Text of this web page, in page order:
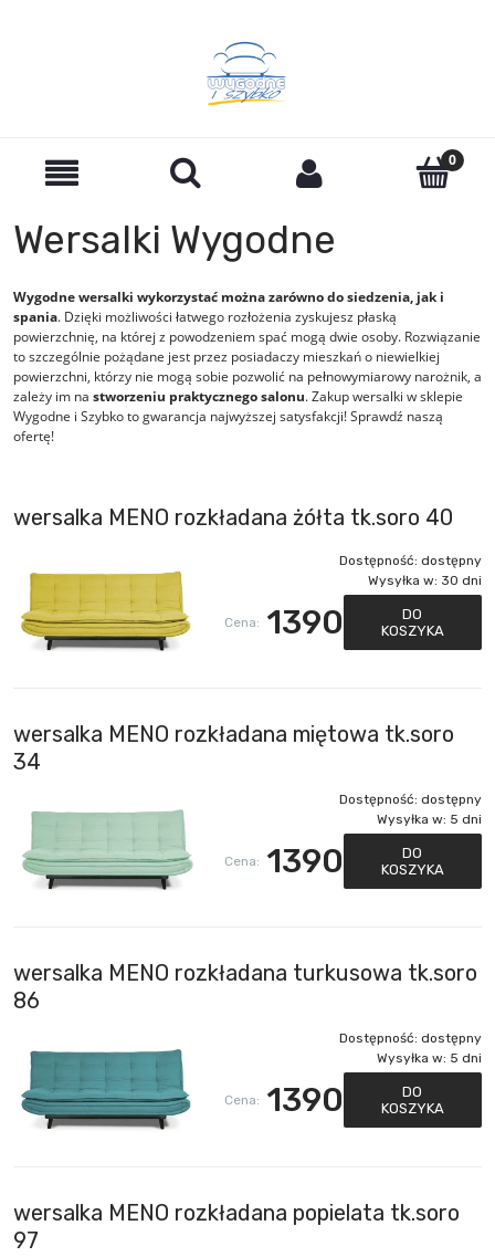
Wersalki Wygodne
Wygodne wersalki wykorzystać można zarówno do siedzenia, jak i
spania. Dzięki możliwości łatwego rozłożenia zyskujesz płaską
powierzchnię, na której z powodzeniem spać mogą dwie osoby. Rozwiązanie
to szczególnie pożądane jest przez posiadaczy mieszkań o niewielkiej
powierzchni, którzy nie mogą sobie pozwolić na pełnowymiarowy narożnik, a
zależy im na stworzeniu praktycznego salonu. Zakup wersalki w sklepie
Wygodne i Szybko to gwarancja najwyższej satysfakcji! Sprawdź naszą
ofertę!
wersalka MENO rozkładana żółta tk.soro 40
Dostępność: dostępny
Wysyłka w: 30 dni
Cena: 1390
DO
KOSZYKA
wersalka MENO rozkładana miętowa tk.soro
34
Dostępność: dostępny
Wysyłka w: 5 dni
Cena: 1390
DO
KOSZYKA
wersalka MENO rozkładana turkusowa tk.soro
86
Dostępność: dostępny
Wysyłka w: 5 dni
Cena: 1390
DO
KOSZYKA
wersalka MENO rozkładana popielata tk.soro
97